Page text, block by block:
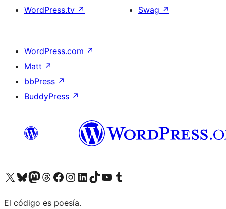
WordPress.tv ↗
Swag ↗
WordPress.com ↗
Matt ↗
bbPress ↗
BuddyPress ↗
Visita nuestra cuenta de X (anteriormente Twitter)
Visita nuestra cuenta de Bluesky
Visita nuestra cuenta de Mastodon
Visita nuestra cuenta de Threads
Visita nuestra página de Facebook
Visita nuestra cuenta de Instagram
Visita nuestra cuenta de LinkedIn
Visita nuestra cuenta de TikTok
Visita nuestro canal de YouTube
Visita nuestra cuenta de Tumblr
El código es poesía.